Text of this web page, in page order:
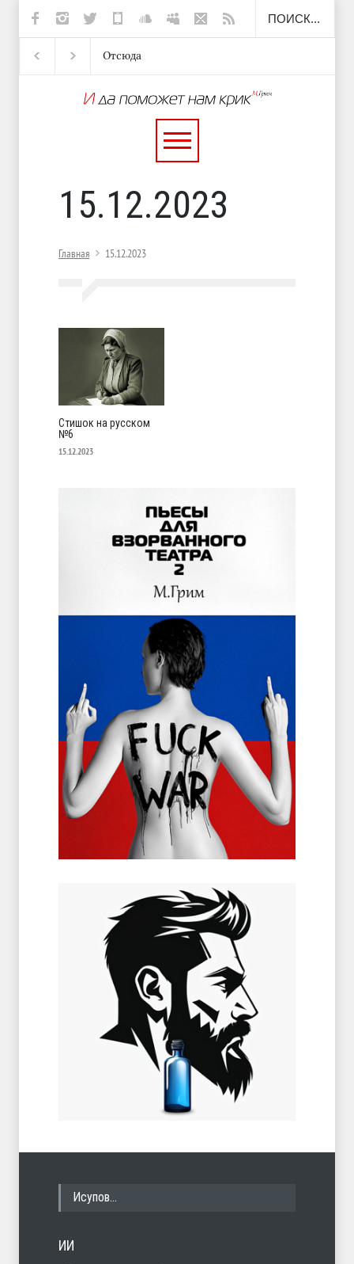
Отсюда
15.12.2023
Главная 15.12.2023
Стишок на русском
№6
15.12.2023
Исупов…
ИИ